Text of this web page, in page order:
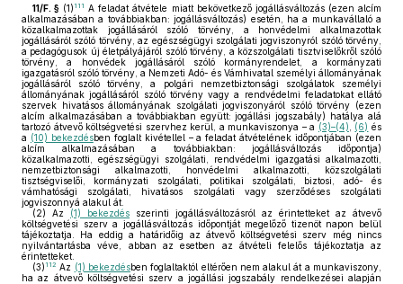
11/F. § (1) 111 A feladat átvétele miatt bekövetkező jogállásváltozás (ezen alcím
alkalmazásában a továbbiakban: jogállásváltozás) esetén, ha a munkavállaló a
közalkalmazottak jogállásáról szóló törvény, a honvédelmi alkalmazottak
jogállásáról szóló törvény, az egészségügyi szolgálati jogviszonyról szóló törvény,
a pedagógusok új életpályájáról szóló törvény, a közszolgálati tisztviselőkről szóló
törvény, a honvédek jogállásáról szóló kormányrendelet, a kormányzati
igazgatásról szóló törvény, a Nemzeti Adó- és Vámhivatal személyi állományának
jogállásáról szóló törvény, a polgári nemzetbiztonsági szolgálatok személyi
állományának jogállásáról szóló törvény vagy a rendvédelmi feladatokat ellátó
szervek hivatásos állományának szolgálati jogviszonyáról szóló törvény (ezen
alcím alkalmazásában a továbbiakban együtt: jogállási jogszabály) hatálya alá
tartozó átvevő költségvetési szervhez kerül, a munkaviszonya – a (3)–(4) (6) és
a (10) bekezdésben foglalt kivétellel – a feladat átvételének időpontjában (ezen
alcím alkalmazásában a továbbiakban: jogállásváltozás időpontja)
közalkalmazotti, egészségügyi szolgálati, rendvédelmi igazgatási alkalmazotti,
nemzetbiztonsági alkalmazotti, honvédelmi alkalmazotti, közszolgálati
tisztségviselői, kormányzati szolgálati, politikai szolgálati, biztosi, adó- és
vámhatósági szolgálati, hivatásos szolgálati vagy szerződéses szolgálati
jogviszonnyá alakul át.
(2) Az (1) bekezdés szerinti jogállásváltozásról az érintetteket az átvevő
költségvetési szerv a jogállásváltozás időpontját megelőző tizenöt napon belül
tájékoztatja. Ha eddig a határidőig az átvevő költségvetési szerv még nincs
nyilvántartásba véve, abban az esetben az átvételi felelős tájékoztatja az
érintetteket.
(3) 112 Az (1) bekezdésben foglaltaktól eltérően nem alakul át a munkaviszony,
ha az átvevő költségvetési szerv a jogállási jogszabály rendelkezései alapján